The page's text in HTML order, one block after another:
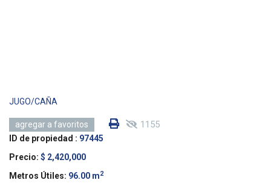
JUGO/CAÑA
agregar a favoritos 1155
ID de propiedad : 97445
Precio: $ 2,420,000
Metros Útiles: 96.00 m2